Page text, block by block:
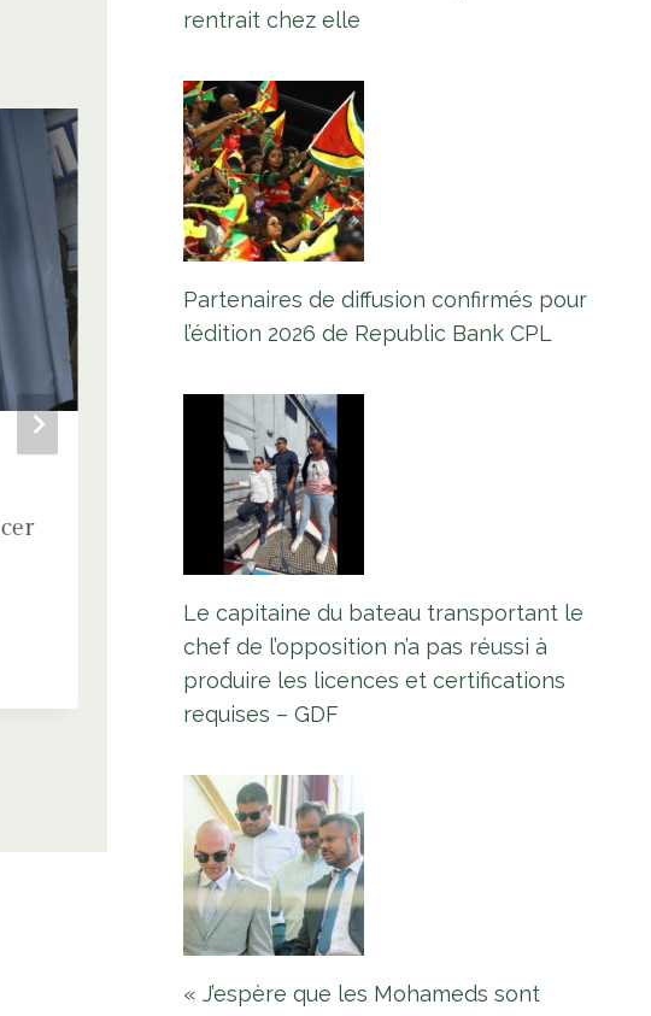
2 personnes arrêtées après que la
police ait trouvé plus de 8 livres de
ganja au WCB
ParL'équipe Europe Guyane
rentrait chez elle
Partenaires de diffusion confirmés pour
l’édition 2026 de Republic Bank CPL
Le capitaine du bateau transportant le
chef de l’opposition n’a pas réussi à
produire les licences et certifications
requises – GDF
« J’espère que les Mohameds sont